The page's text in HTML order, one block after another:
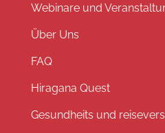
Webinare und
Über Uns
FAQ
Hiragana Quest
Gesundheits und